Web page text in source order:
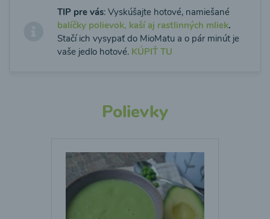
TIP pre vás: Vyskúšajte hotové, namiešané
balíčky polievok, kaší aj rastlinných mliek.
Stačí ich vysypať do MioMatu a o pár minút je
vaše jedlo hotové. KÚPIŤ TU
Polievky